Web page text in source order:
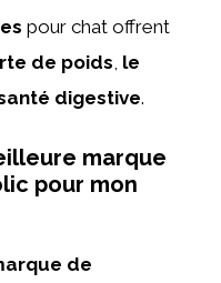
pour chat offrent
de poids, le
digestive.
marque
pour mon
de